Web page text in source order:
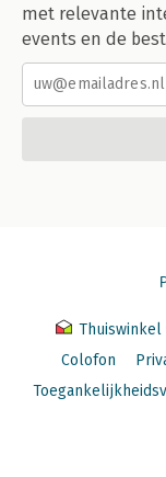
met relevante
events en de
Colofon